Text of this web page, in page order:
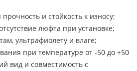
и стойкость к износу;
люфта при установке;
ультрафиолету и влаге;
при температуре от -50 до +50
вид и совместимость с